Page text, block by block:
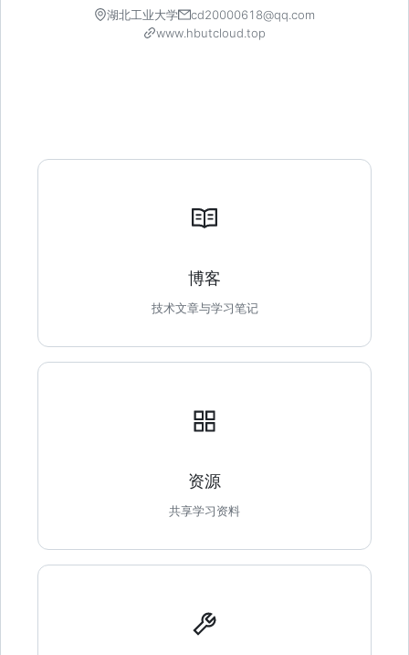
湖北工业大学
cd20000618@qq.com
www.hbutcloud.top
博客
技术文章与学习笔记
资源
共享学习资料